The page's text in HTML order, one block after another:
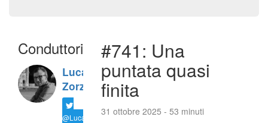
Conduttori
Luca
Zorzi
@LucaTNT
#741: Una
puntata quasi
finita
31 ottobre 2025 - 53 minuti